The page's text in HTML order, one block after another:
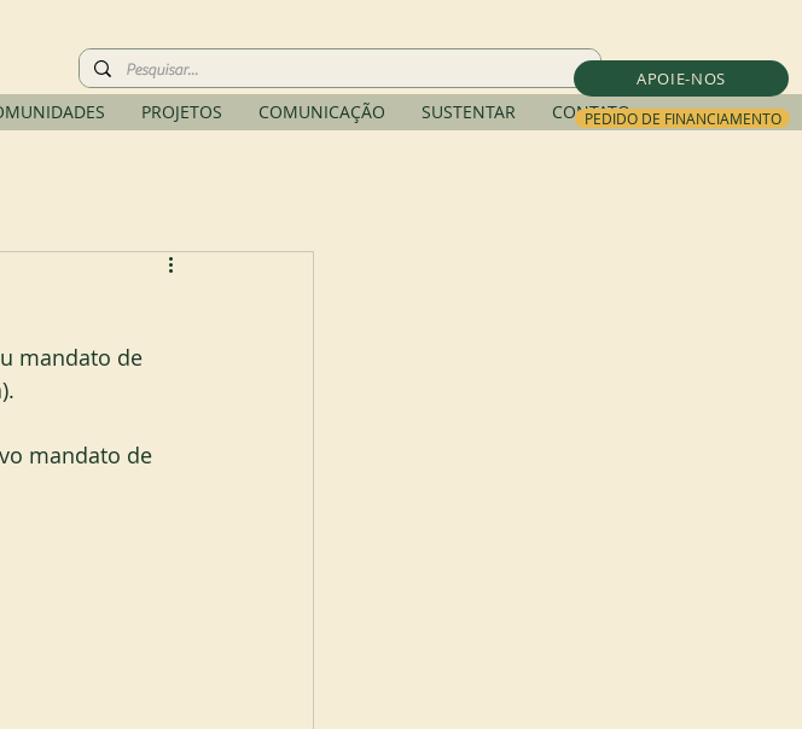
APOIE-NOS
PEDIDO DE FINANCIAMENTO
PROJETOS COMUNICAÇÃO SUSTENTAR CONTATO
mandato de
mandato de